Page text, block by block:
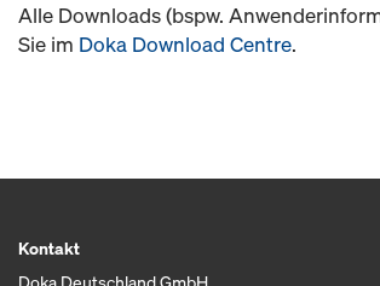
Alle Downloads (bspw.
Sie im Doka Download Centre.
Kontakt